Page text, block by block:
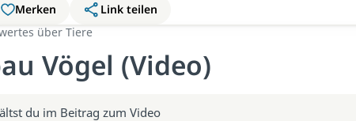
Merken
Link teilen
über Tiere
Vögel (Video)
du im Beitrag zum Video